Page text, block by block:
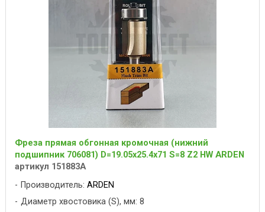
Фреза прямая обгонная кромочная (нижний
подшипник 706081) D=19.05x25.4x71 S=8 Z2 HW ARDEN
артикул 151883A
Производитель: ARDEN
Диаметр хвостовика (S), мм: 8